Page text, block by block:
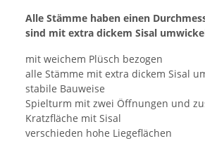
Alle Stämme haben einen
sind mit extra dickem Sisal
mit weichem Plüsch bezogen
alle Stämme mit extra dickem Sisal
stabile Bauweise
Spielturm mit zwei Öffnungen und
Kratzfläche mit Sisal
verschieden hohe Liegeflächen